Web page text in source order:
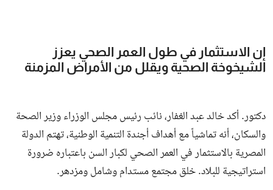
إن الاستثمار في طول العمر الصحي يعزز
الشيخوخة الصحية ويقلل من الأمراض المزمنة
دكتور. أكد خالد عبد الغفار، نائب رئيس مجلس الوزراء وزير الصحة
والسكان، أنه تماشياً مع أهداف أجندة التنمية الوطنية، تهتم الدولة
المصرية بالاستثمار في العمر الصحي لكبار السن باعتباره ضرورة
استراتيجية للبلاد. خلق مجتمع مستدام وشامل ومزدهر.